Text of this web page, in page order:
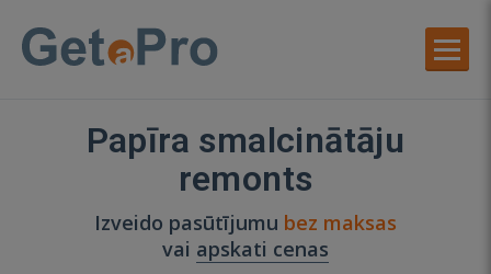
Papīra smalcinātāju
remonts
Izveido pasūtījumu bez maksas
vai apskati cenas